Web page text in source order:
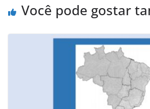
Você pode gostar